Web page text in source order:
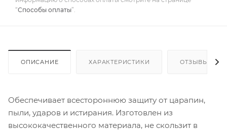
“Способы оплаты”.
ОПИСАНИЕ ХАРАКТЕРИСТИКИ ОТЗЫВЫ
Обеспечивает всестороннюю защиту от царапин,
пыли, ударов и истирания. Изготовлен из
высококачественного материала, не скользит в